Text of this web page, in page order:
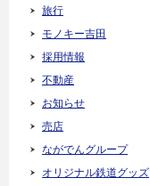
旅行
モノキー吉田
採用情報
不動産
お知らせ
売店
ながでんグループ
オリジナル鉄道グッズ